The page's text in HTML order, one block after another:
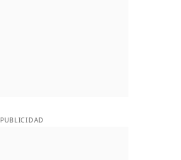
PUBLICIDAD